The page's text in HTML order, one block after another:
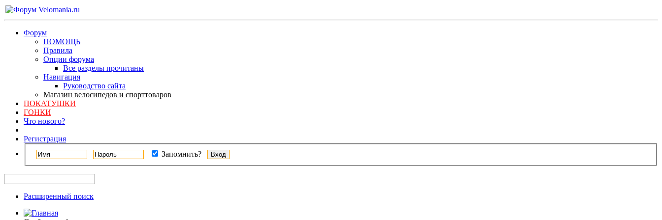
Форум
ПОМОЩЬ
Правила
Опции форума
Все разделы прочитаны
Навигация
Руководство сайта
Магазин велосипедов и спорттоваров
ПОКАТУШКИ
ГОНКИ
Что нового?
Регистрация
Запомнить?
Расширенный поиск